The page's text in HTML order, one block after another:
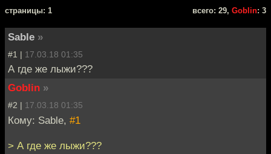
cтраницы: 1 всего: 29, Goblin: 3
Sable »
#1 | 17.03.18 01:35
А где же лыжи???
Goblin »
#2 | 17.03.18 01:35
Кому: Sable, #1
> А где же лыжи???